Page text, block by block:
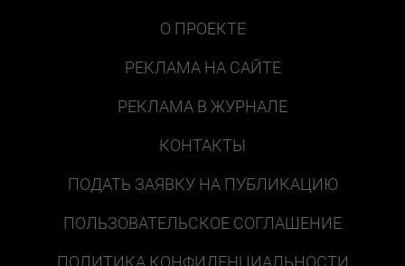
О ПРОЕКТЕ
РЕКЛАМА НА САЙТЕ
РЕКЛАМА В ЖУРНАЛЕ
КОНТАКТЫ
ПОДАТЬ ЗАЯВКУ НА ПУБЛИКАЦИЮ
ПОЛЬЗОВАТЕЛЬСКОЕ СОГЛАШЕНИЕ
ПОЛИТИКА КОНФИДЕНЦИАЛЬНОСТИ